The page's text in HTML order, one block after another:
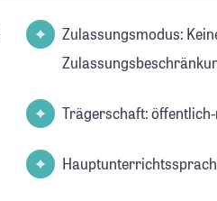
Zulassungsmodus:
Trägerschaft: